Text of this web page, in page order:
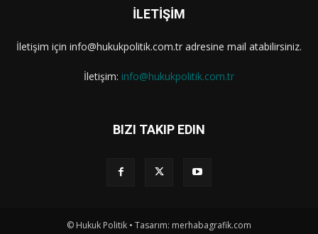
İLETİŞİM
İletişim için info@hukukpolitik.com.tr adresine mail atabilirsiniz.
İletişim: info@hukukpolitik.com.tr
BIZI TAKIP EDIN
© Hukuk Politik • Tasarım: merhabagrafik.com